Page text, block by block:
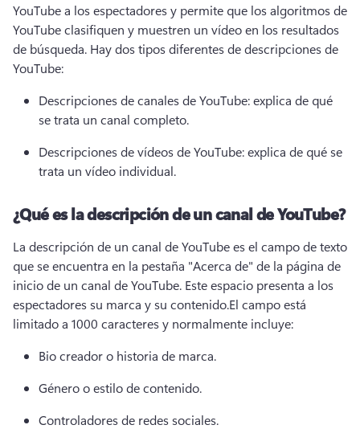
YouTube a los espectadores y permite que los algoritmos de
YouTube clasifiquen y muestren un vídeo en los resultados
de búsqueda. Hay dos tipos diferentes de descripciones de
YouTube:
Descripciones de canales de YouTube: explica de qué
se trata un canal completo.
Descripciones de vídeos de YouTube: explica de qué se
trata un vídeo individual.
¿Qué es la descripción de un canal de YouTube?
La descripción de un canal de YouTube es el campo de texto
que se encuentra en la pestaña "Acerca de" de la página de
inicio de un canal de YouTube. Este espacio presenta a los
espectadores su marca y su contenido.El campo está
limitado a 1000 caracteres y normalmente incluye:
Bio creador o historia de marca.
Género o estilo de contenido.
Controladores de redes sociales.